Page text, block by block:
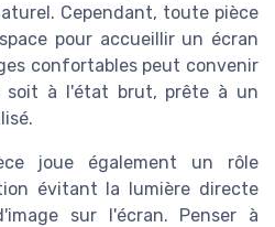
Cependant, toute pièce
pour accueillir un écran
confortables peut convenir
soit à l'état brut, prête à un
joue également un rôle
évitant la lumière directe
sur l'écran. Penser à